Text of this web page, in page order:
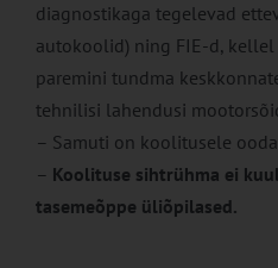
diagnostikaga tegelevad
autokoolid) ning FIE-d,
paremini tundma
tehnilisi lahendusi
– Samuti on koolitusele
– Koolituse sihtrühma ei
tasemeõppe üliõpilased.